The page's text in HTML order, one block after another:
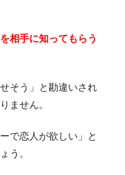
相手に知ってもらう
そう」と勘違いされ
ません。
で恋人が欲しい」と
う。